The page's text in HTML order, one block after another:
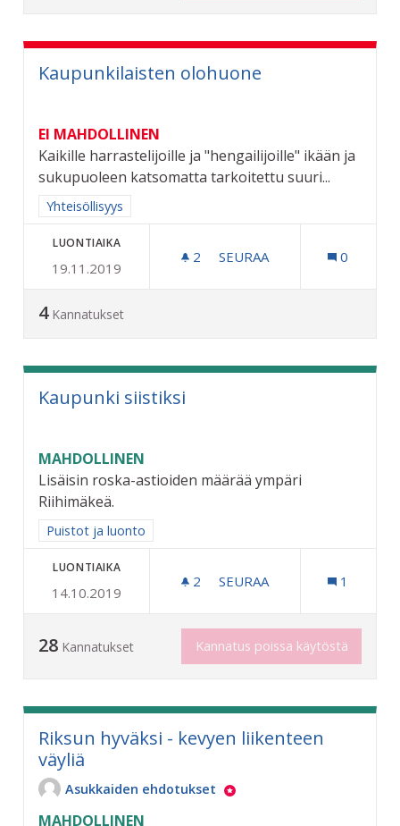
Kaupunkilaisten olohuone
EI MAHDOLLINEN
Kaikille harrastelijoille ja "hengailijoille" ikään ja
sukupuoleen katsomatta tarkoitettu suuri...
Rajaa tulokset aihepiirin mukaan: Yhteisöllisyys
Yhteisöllisyys
LUONTIAIKA
19.11.2019
2 2 SEURAAJAA
SEURAA 0
4 Kannatukset
Kaupunki siistiksi
MAHDOLLINEN
Lisäisin roska-astioiden määrää ympäri
Riihimäkeä.
Rajaa tulokset aihepiirin mukaan: Puistot ja luonto
Puistot ja luonto
LUONTIAIKA
14.10.2019
2 2 SEURAAJAA
SEURAA 1
28 Kannatukset Kannatus poissa käytöstä
Riksun hyväksi - kevyen liikenteen
väyliä
Asukkaiden ehdotukset
MAHDOLLINEN